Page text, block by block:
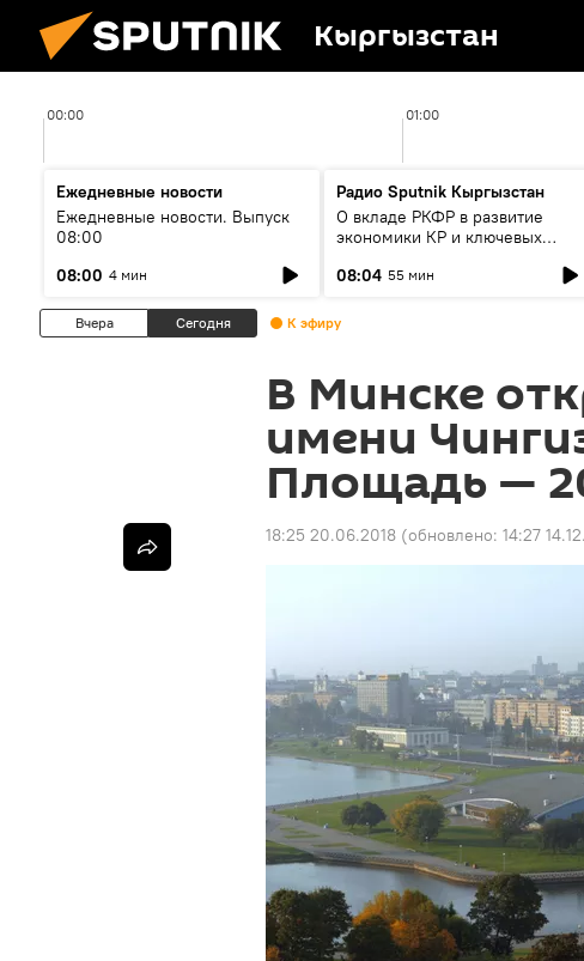
Кыргызстан
00:00 01:00
Ежедневные новости
Ежедневные новости. Выпуск
08:00
08:00 4 мин
Радио Sputnik Кыргызстан
О вкладе РКФР в развитие
экономики КР и ключевых
08:04 55 мин
Вчера Сегодня К эфиру
В Минске
имени
Площадь —
18:25 20.06.2018 (обновлено: 14:27